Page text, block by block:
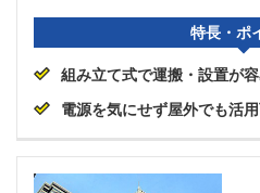
特長・ポ
組み立て式で運搬・設置が
電源を気にせず屋外でも活